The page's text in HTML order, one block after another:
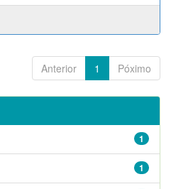
Anterior 1 Póximo
1
1